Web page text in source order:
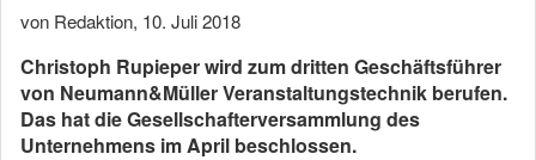
von Redaktion, 10. Juli 2018
Christoph Rupieper wird zum dritten Geschäftsführer
von Neumann&Müller Veranstaltungstechnik berufen.
Das hat die Gesellschafterversammlung des
Unternehmens im April beschlossen.